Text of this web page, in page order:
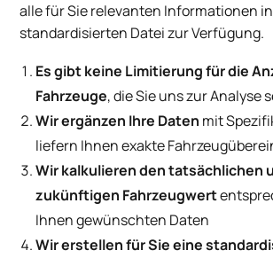
alle für Sie relevanten Informationen
standardisierten Datei zur Verfügung.
Es gibt keine Limitierung für die
Fahrzeuge, die Sie uns zur Analyse
Wir ergänzen Ihre Daten mit
liefern Ihnen exakte
Wir kalkulieren den tatsächlichen
zukünftigen Fahrzeugwert
Ihnen gewünschten Daten
Wir erstellen für Sie eine